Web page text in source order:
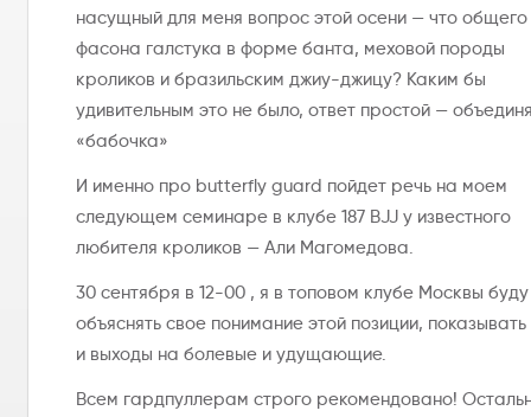
насущный для меня вопрос этой осени — что общего
фасона галстука в форме банта, меховой породы
кроликов и бразильским джиу-джицу? Каким бы
удивительным это не было, ответ простой —
«бабочка»
И именно про butterfly guard пойдет речь на моем
следующем семинаре в клубе 187 BJJ у известного
любителя кроликов — Али Магомедова.
30 сентября в 12-00 , я в топовом клубе Москвы буду
объяснять свое понимание этой позиции,
и выходы на болевые и удущающие.
Всем гардпуллерам строго рекомендовано!